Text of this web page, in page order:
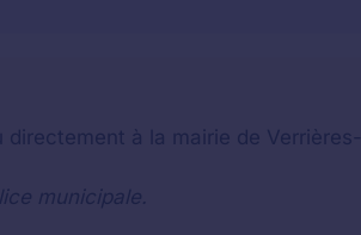
à la mairie de Verrières-
municipale.